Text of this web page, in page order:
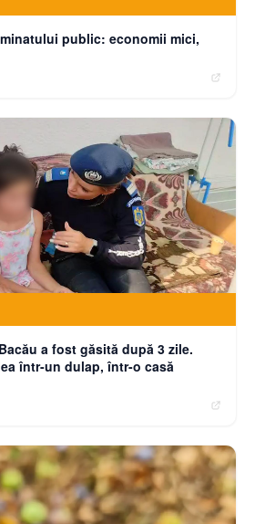
public: economii mici,
a fost găsită după 3 zile.
într-un dulap, într-o casă